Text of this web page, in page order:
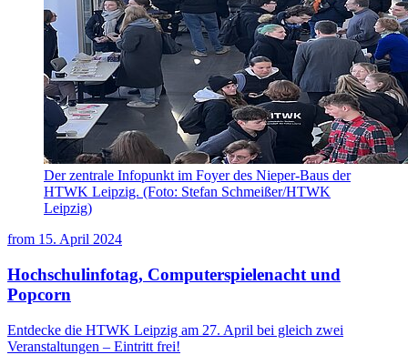
Der zentrale Infopunkt im Foyer des Nieper-Baus der
HTWK Leipzig. (Foto: Stefan Schmeißer/HTWK
Leipzig)
from 15. April 2024
Hochschulinfotag, Computerspielenacht und
Popcorn
Entdecke die HTWK Leipzig am 27. April bei gleich zwei
Veranstaltungen – Eintritt frei!